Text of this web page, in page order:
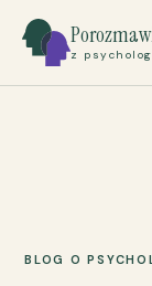
z
BLOG O